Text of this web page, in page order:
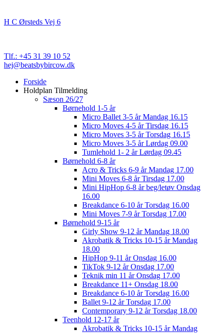
H C Ørsteds Vej 6
Tlf.: +45 31 39 10 52
hej@beatsbybircow.dk
Close
Menu
Forside
Holdplan Tilmelding
Sæson 26/27
Børnehold 1-5 år
Micro Ballet 3-5 år Mandag 16.15
Micro Moves 4-5 år Tirsdag 16.15
Micro Moves 3-5 år Torsdag 16.15
Micro Moves 3-5 år Lørdag 09.00
Tumlehold 1- 2 år Lørdag 09.45
Børnehold 6-8 år
Acro & Tricks 6-9 år Mandag 17.00
Mini Moves 6-8 år Tirsdag 17.00
Mini HipHop 6-8 år beg/letøv Onsdag
16.00
Breakdance 6-10 år Torsdag 16.00
Mini Moves 7-9 år Torsdag 17.00
Børnehold 9-15 år
Girly Show 9-12 år Mandag 18.00
Akrobatik & Tricks 10-15 år Mandag
18.00
HipHop 9-11 år Onsdag 16.00
TikTok 9-12 år Onsdag 17.00
Teknik min 11 år Onsdag 17.00
Breakdance 11+ Onsdag 18.00
Breakdance 6-10 år Torsdag 16.00
Ballet 9-12 år Torsdag 17.00
Contemporary 9-12 år Torsdag 18.00
Teenhold 12-17 år
Akrobatik & Tricks 10-15 år Mandag